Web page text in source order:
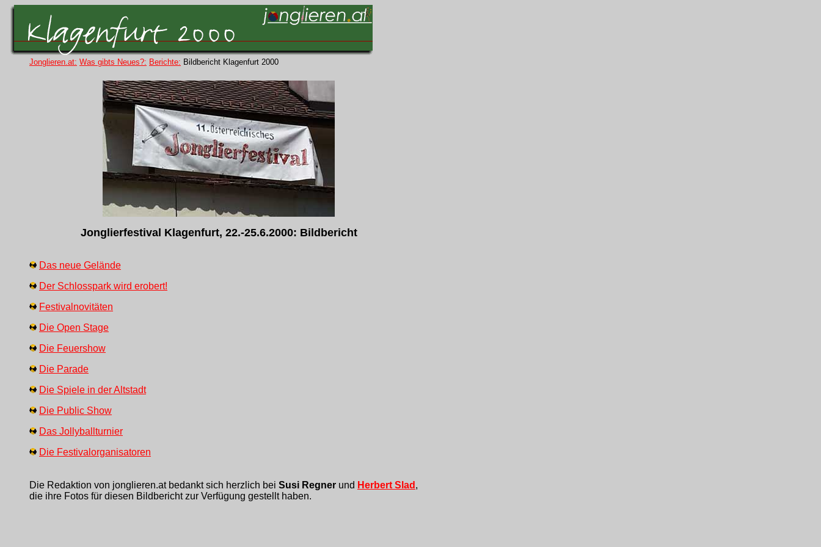
Jonglieren.at: Was gibts Neues?: Berichte: Bildbericht Klagenfurt 2000
Jonglierfestival Klagenfurt, 22.-25.6.2000: Bildbericht
Das neue Gelände
Der Schlosspark wird erobert!
Festivalnovitäten
Die Open Stage
Die Feuershow
Die Parade
Die Spiele in der Altstadt
Die Public Show
Das Jollyballturnier
Die Festivalorganisatoren
Die Redaktion von jonglieren.at bedankt sich herzlich bei Susi Regner und Herbert Slad ,
die ihre Fotos für diesen Bildbericht zur Verfügung gestellt haben.